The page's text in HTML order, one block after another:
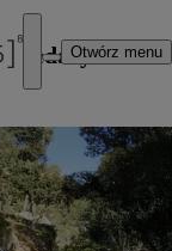
Otwórz menu